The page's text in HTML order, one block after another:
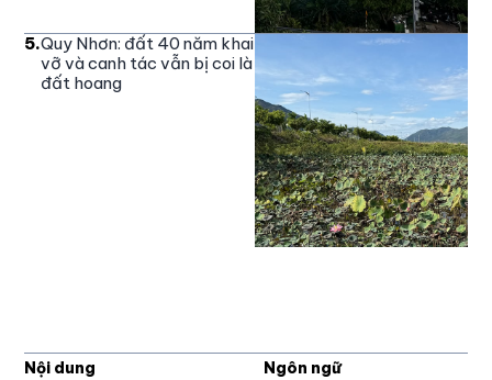
5.Quy Nhơn: đất 40 năm khai
vỡ và canh tác vẫn bị coi là
đất hoang
Nội dung Ngôn ngữ